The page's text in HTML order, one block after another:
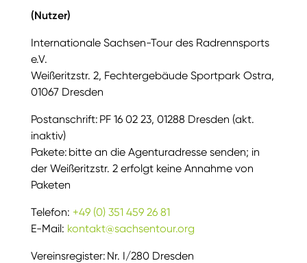
(Nutzer)
Internationale Sachsen-Tour des Radrennsports
e.V.
Weißeritzstr. 2, Fechtergebäude Sportpark Ostra,
01067 Dresden
Postanschrift: PF 16 02 23, 01288 Dresden (akt.
inaktiv)
Pakete: bitte an die Agenturadresse senden; in
der Weißeritzstr. 2 erfolgt keine Annahme von
Paketen
Telefon: +49 (0) 351 459 26 81
E-Mail: kontakt@sachsentour.org
Vereinsregister: Nr. I/280 Dresden